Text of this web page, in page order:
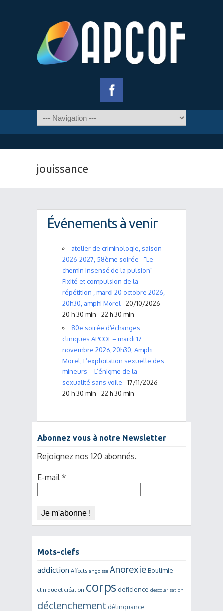
jouissance
Événements à venir
atelier de criminologie, saison
2026-2027, 58ème soirée - "Le
chemin insensé de la pulsion" -
Fixité et compulsion de la
répétition , mardi 20 octobre 2026,
20h30, amphi Morel - 20/10/2026 -
20 h 30 min - 22 h 30 min
80e soirée d’échanges
cliniques APCOF – mardi 17
novembre 2026, 20h30, Amphi
Morel, L’exploitation sexuelle des
mineurs – L’énigme de la
sexualité sans voile - 17/11/2026 -
20 h 30 min - 22 h 30 min
Abonnez vous à notre Newsletter
Rejoignez nos 120 abonnés.
E-mail*
Mots-clefs
addiction Affects angoisse AnorexieBoulimie
clinique et création corps deficience descolarisation
déclenchement délinquance